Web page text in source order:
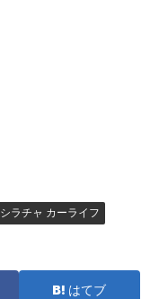
シラチャ カーライフ
はてブ